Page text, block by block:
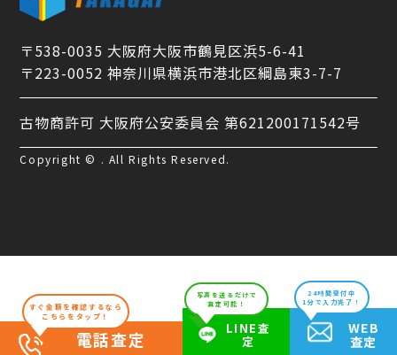
〒538-0035 大阪府大阪市鶴見区浜5-6-41
〒223-0052 神奈川県横浜市港北区綱島東3-7-7
古物商許可 大阪府公安委員会 第621200171542号
Copyright © . All Rights Reserved.
すぐ金額を確認するなら
こちらをタップ！
電話査定
写真を送るだけで
査定可能！
LINE査
定
24時間受付中
1分で入力完了！
WEB
査定